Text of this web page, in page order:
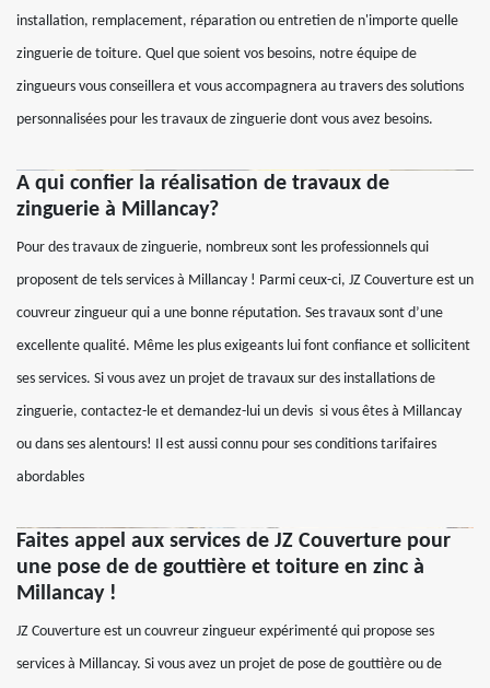
installation, remplacement, réparation ou entretien de n'importe quelle
zinguerie de toiture. Quel que soient vos besoins, notre équipe de
zingueurs vous conseillera et vous accompagnera au travers des solutions
personnalisées pour les travaux de zinguerie dont vous avez besoins.
A qui confier la réalisation de travaux de
zinguerie à Millancay?
Pour des travaux de zinguerie, nombreux sont les professionnels qui
proposent de tels services à Millancay ! Parmi ceux-ci, JZ Couverture est un
couvreur zingueur qui a une bonne réputation. Ses travaux sont d’une
excellente qualité. Même les plus exigeants lui font confiance et sollicitent
ses services. Si vous avez un projet de travaux sur des installations de
zinguerie, contactez-le et demandez-lui un devis si vous êtes à Millancay
ou dans ses alentours! Il est aussi connu pour ses conditions tarifaires
abordables
Faites appel aux services de JZ Couverture pour
une pose de de gouttière et toiture en zinc à
Millancay !
JZ Couverture est un couvreur zingueur expérimenté qui propose ses
services à Millancay. Si vous avez un projet de pose de gouttière ou de